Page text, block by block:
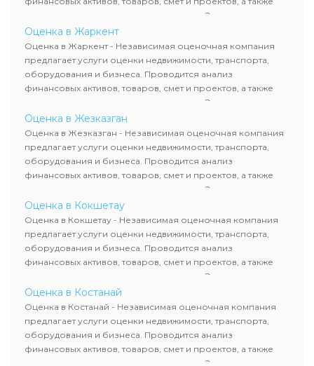
оценка животных и недропользования. Эксперты
определяют рыночную стоимость имущества и
рассчитывают ущерб. Все отчеты соответствуют
требованиям законодательства и используются для
сделок, кредитования и судебных процессов.
Оценка в Жаркент
Оценка в Жаркент - Независимая оценочная компания
предлагает услуги оценки недвижимости, транспорта,
оборудования и бизнеса. Проводится анализ
финансовых активов, товаров, смет и проектов, а также
оценка животных и недропользования. Эксперты
определяют рыночную стоимость имущества и
рассчитывают ущерб. Все отчеты соответствуют
требованиям законодательства и используются для
сделок, кредитования и судебных процессов.
Оценка в Жезказган
Оценка в Жезказган - Независимая оценочная компания
предлагает услуги оценки недвижимости, транспорта,
оборудования и бизнеса. Проводится анализ
финансовых активов, товаров, смет и проектов, а также
оценка животных и недропользования. Эксперты
определяют рыночную стоимость имущества и
рассчитывают ущерб. Все отчеты соответствуют
требованиям законодательства и используются для
сделок, кредитования и судебных процессов.
Оценка в Кокшетау
Оценка в Кокшетау - Независимая оценочная компания
предлагает услуги оценки недвижимости, транспорта,
оборудования и бизнеса. Проводится анализ
финансовых активов, товаров, смет и проектов, а также
оценка животных и недропользования. Эксперты
определяют рыночную стоимость имущества и
рассчитывают ущерб. Все отчеты соответствуют
требованиям законодательства и используются для
сделок, кредитования и судебных процессов.
Оценка в Костанай
Оценка в Костанай - Независимая оценочная компания
предлагает услуги оценки недвижимости, транспорта,
оборудования и бизнеса. Проводится анализ
финансовых активов, товаров, смет и проектов, а также
оценка животных и недропользования. Эксперты